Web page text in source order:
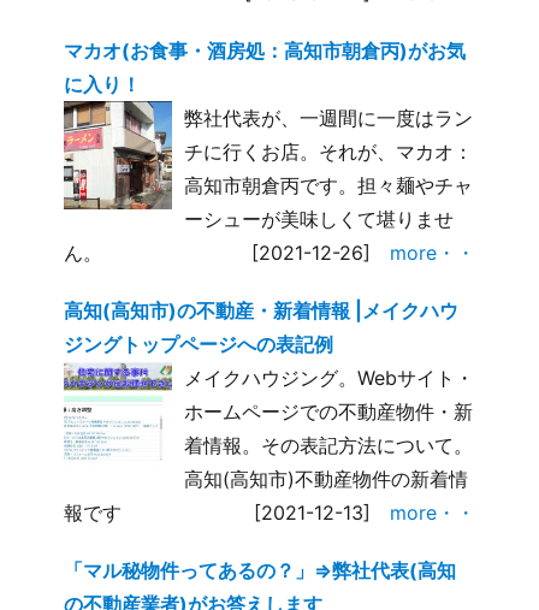
マカオ(お食事・酒房処：高知市朝倉丙)がお気
に入り！
弊社代表が、一週間に一度はラン
チに行くお店。それが、マカオ：
高知市朝倉丙です。担々麺やチャ
ーシューが美味しくて堪りませ
ん。
[2021-12-26] more・・
高知(高知市)の不動産・新着情報 |メイクハウ
ジングトップページへの表記例
メイクハウジング。Webサイト・
ホームページでの不動産物件・新
着情報。その表記方法について。
高知(高知市)不動産物件の新着情
報です
[2021-12-13] more・・
「マル秘物件ってあるの？」⇒弊社代表(高知
の不動産業者)がお答えします